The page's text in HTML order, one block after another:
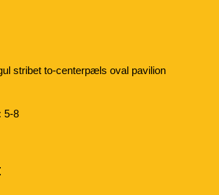
stribet to-centerpæls oval pavilion
5-8